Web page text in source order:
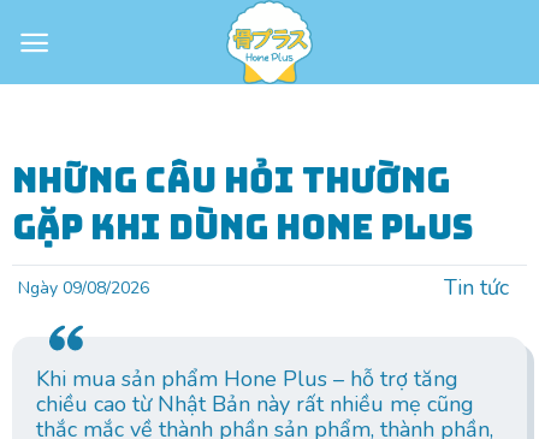
Những câu hỏi thường
gặp khi dùng Hone Plus
Ngày 09/08/2026 Tin tức
Khi mua sản phẩm Hone Plus – hỗ trợ tăng
chiều cao từ Nhật Bản này rất nhiều mẹ cũng
thắc mắc về thành phần sản phẩm, thành phần,